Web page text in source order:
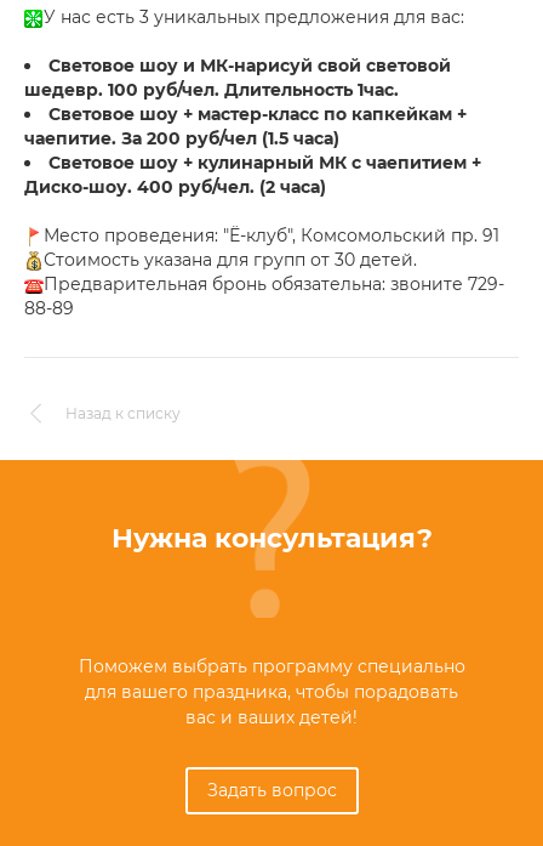
У нас есть 3 уникальных предложения для вас:
Световое шоу и МК-нарисуй свой световой
шедевр. 100 руб/чел. Длительность 1час.
Световое шоу + мастер-класс по капкейкам +
чаепитие. За 200 руб/чел (1.5 часа)
Световое шоу + кулинарный МК с чаепитием +
Диско-шоу. 400 руб/чел. (2 часа)
Место проведения: "Ё-клуб", Комсомольский пр. 91
Стоимость указана для групп от 30 детей.
Предварительная бронь обязательна: звоните 729-
88-89
Назад к списку
Нужна консультация?
Поможем выбрать программу специально
для вашего праздника, чтобы порадовать
вас и ваших детей!
Задать вопрос